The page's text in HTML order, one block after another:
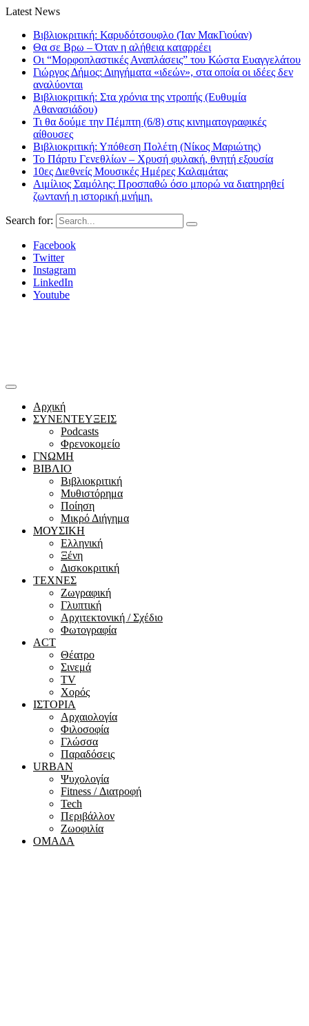
Latest News
Βιβλιοκριτική: Καρυδότσουφλο (Ίαν ΜακΓιούαν)
Θα σε Βρω – Όταν η αλήθεια καταρρέει
Οι “Μορφοπλαστικές Αναπλάσεις” του Κώστα Ευαγγελάτου
Γιώργος Δήμος: Διηγήματα «ιδεών», στα οποία οι ιδέες δεν
αναλύονται
Βιβλιοκριτική: Στα χρόνια της ντροπής (Ευθυμία
Αθανασιάδου)
Τι θα δούμε την Πέμπτη (6/8) στις κινηματογραφικές
αίθουσες
Βιβλιοκριτική: Υπόθεση Πολέτη (Νίκος Μαριώτης)
Το Πάρτυ Γενεθλίων – Χρυσή φυλακή, θνητή εξουσία
10ες Διεθνείς Μουσικές Ημέρες Καλαμάτας
Αιμίλιος Σαμόλης: Προσπαθώ όσο μπορώ να διατηρηθεί
ζωντανή η ιστορική μνήμη.
Search for:
Facebook
Twitter
Instagram
LinkedIn
Youtube
Αρχική
ΣΥΝΕΝΤΕΥΞΕΙΣ
Podcasts
Φρενοκομείο
ΓΝΩΜΗ
ΒΙΒΛΙΟ
Βιβλιοκριτική
Μυθιστόρημα
Ποίηση
Μικρό Διήγημα
ΜΟΥΣΙΚΗ
Ελληνική
Ξένη
Δισκοκριτική
ΤΕΧΝΕΣ
Ζωγραφική
Γλυπτική
Αρχιτεκτονική / Σχέδιο
Φωτογραφία
ACT
Θέατρο
Σινεμά
ΤV
Χορός
ΙΣΤΟΡΙΑ
Αρχαιολογία
Φιλοσοφία
Γλώσσα
Παραδόσεις
URBAN
Ψυχολογία
Fitness / Διατροφή
Tech
Περιβάλλον
Ζωοφιλία
ΟΜΑΔΑ